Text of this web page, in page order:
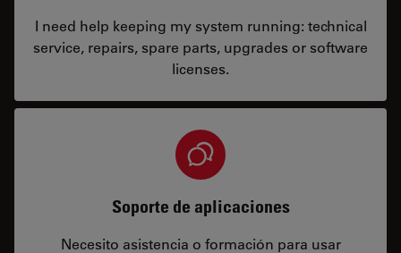
I need help keeping my system running: technical
service, repairs, spare parts, upgrades or software
licenses.
Soporte de aplicaciones
Necesito asistencia o formación para usar